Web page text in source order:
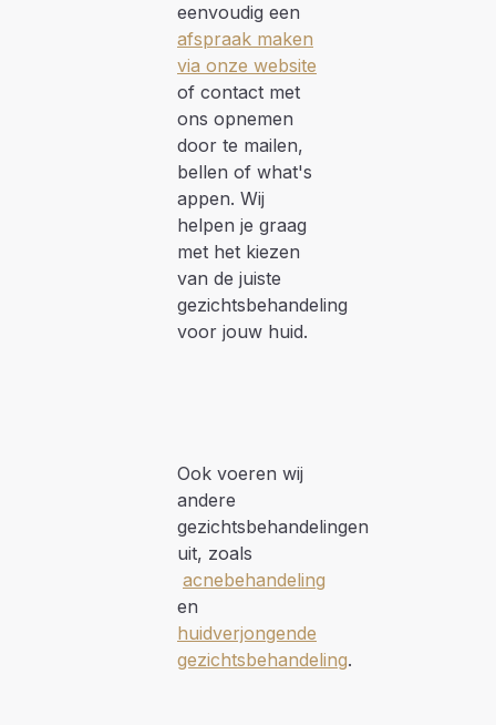
eenvoudig een
afspraak maken
via onze website
of contact met
ons opnemen
door te mailen,
bellen of what's
appen. Wij
helpen je graag
met het kiezen
van de juiste
gezichtsbehandeling
voor jouw huid.
Ook voeren wij
andere
gezichtsbehandelingen
uit, zoals
acnebehandeling
en
huidverjongende
gezichtsbehandeling.